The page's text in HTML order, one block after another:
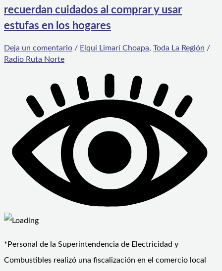
recuerdan cuidados al comprar y usar
estufas en los hogares
Deja un comentario / Elqui Limarí Choapa, Toda La Región /
Radio Ruta Norte
*Personal de la Superintendencia de Electricidad y
Combustibles realizó una fiscalización en el comercio local